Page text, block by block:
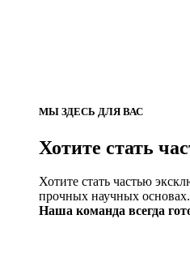
МЫ ЗДЕСЬ ДЛЯ ВАС
Хотите стать
Хотите стать частью
прочных научных основах.
Наша команда всегда